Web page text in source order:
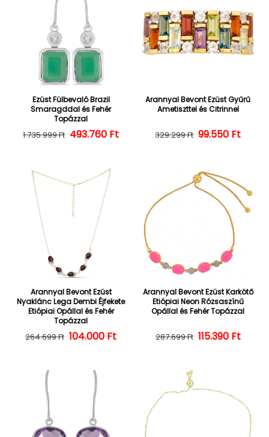
Ezüst Fülbevaló Brazil
Smaragddal és Fehér
Topázzal
Normál ár
1.735.999 Ft Kedvezményes ár
493.760 Ft
Arannyal Bevont Ezüst Gyűrű
Ametiszttel és Citrinnel
Normál ár
329.299 Ft 99.550 Ft
Arannyal Bevont Ezüst
Nyaklánc Lega Dembi Éjfekete
Etiópiai Opállal és Fehér
Topázzal
Normál ár
264.699 Ft Kedvezményes ár
104.000 Ft
Arannyal Bevont Ezüst Karkötő
Etiópiai Neon Rózsaszínű
Opállal és Fehér Topázzal
Normál ár
287.699 Ft 115.390 Ft